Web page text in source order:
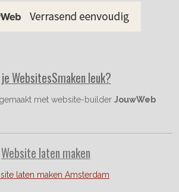
o
r
e
WebsitesSmaken leuk?
met website-builder JouwWeb
Website laten maken
laten maken Amsterdam